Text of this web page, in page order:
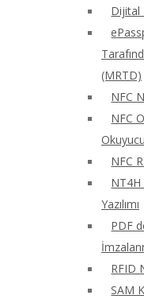
Dijital
(MRTD)
NFC
NFC
NFC
Yazılımı
PDF
RFID
SAM